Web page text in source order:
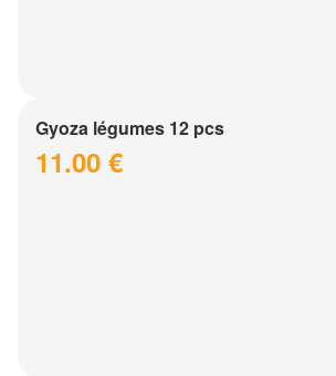
Gyoza légumes 12 pcs
11.00 €